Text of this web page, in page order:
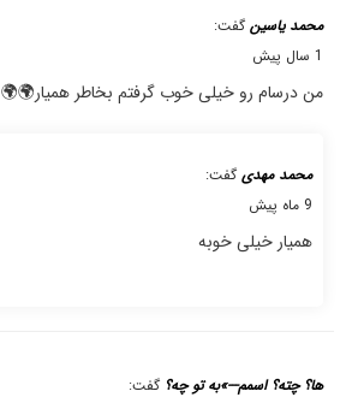
محمد یاسین گفت:
1 سال پیش
من درسام رو خیلی خوب گرفتم بخاطر همیار🌍🌍
محمد مهدی گفت:
9 ماه پیش
همیار خیلی خوبه
ها؟ چته؟ اسمم---»به تو چه؟ گفت: